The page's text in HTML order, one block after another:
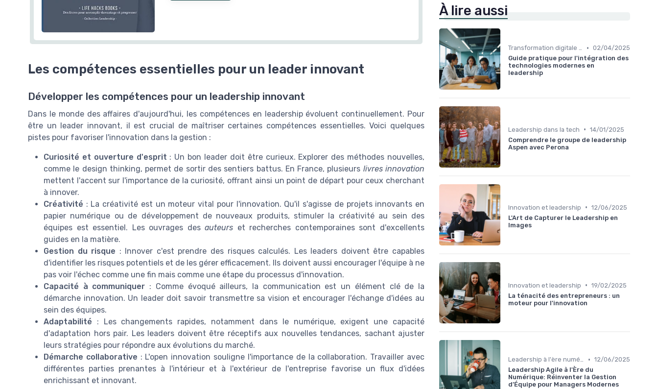
Les compétences essentielles pour un leader innovant
Développer les compétences pour un leadership innovant
Dans le monde des affaires d'aujourd'hui, les compétences en leadership évoluent continuellement. Pour
être un leader innovant, il est crucial de maîtriser certaines compétences essentielles. Voici quelques
pistes pour favoriser l'innovation dans la gestion :
Curiosité et ouverture d'esprit : Un bon leader doit être curieux. Explorer des méthodes nouvelles,
comme le design thinking, permet de sortir des sentiers battus. En France, plusieurs livres innovation
mettent l'accent sur l'importance de la curiosité, offrant ainsi un point de départ pour ceux cherchant
à innover.
Créativité : La créativité est un moteur vital pour l'innovation. Qu'il s'agisse de projets innovants en
papier numérique ou de développement de nouveaux produits, stimuler la créativité au sein des
équipes est essentiel. Les ouvrages desauteurs et recherches contemporaines sont d'excellents
guides en la matière.
Gestion du risque : Innover c'est prendre des risques calculés. Les leaders doivent être capables
d'identifier les risques potentiels et de les gérer efficacement. Ils doivent aussi encourager l'équipe à ne
pas voir l'échec comme une fin mais comme une étape du processus d'innovation.
Capacité à communiquer : Comme évoqué ailleurs, la communication est un élément clé de la
démarche innovation. Un leader doit savoir transmettre sa vision et encourager l'échange d'idées au
sein des équipes.
Adaptabilité : Les changements rapides, notamment dans le numérique, exigent une capacité
d'adaptation hors pair. Les leaders doivent être réceptifs aux nouvelles tendances, sachant ajuster
leurs stratégies pour répondre aux évolutions du marché.
Démarche collaborative : L'open innovation souligne l'importance de la collaboration. Travailler avec
différentes parties prenantes à l'intérieur et à l'extérieur de l'entreprise favorise un flux d'idées
enrichissant et innovant.
À lire aussi
Transformation digitale et leadership • 02/04/2025
Guide pratique pour l'intégration des
technologies modernes en
leadership
Leadership dans la tech • 14/01/2025
Comprendre le groupe de leadership
Aspen avec Perona
Innovation et leadership • 12/06/2025
L'Art de Capturer le Leadership en
Images
Innovation et leadership • 19/02/2025
La ténacité des entrepreneurs : un
moteur pour l'innovation
Leadership à l'ère numérique • 12/06/2025
Leadership Agile à l'Ère du
Numérique: Réinventer la Gestion
d’Équipe pour Managers Modernes